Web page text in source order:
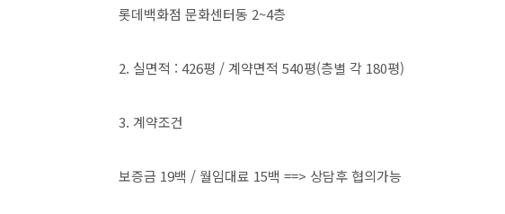
롯데백화점 문화센터동 2~4층
​2. 실면적 : 426평 / 계약면적 540평(층별 각 180평)
3. 계약조건
보증금 19백 / 월임대료 15백 ==> 상담후 협의가능